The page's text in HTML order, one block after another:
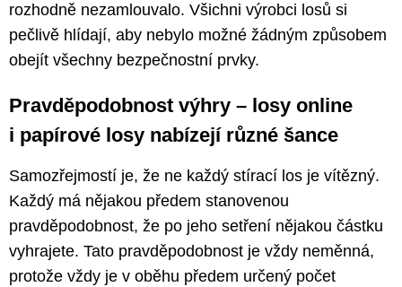
rozhodně nezamlouvalo. Všichni výrobci losů si
pečlivě hlídají, aby nebylo možné žádným způsobem
obejít všechny bezpečnostní prvky.
Pravděpodobnost výhry – losy online
i papírové losy nabízejí různé šance
Samozřejmostí je, že ne každý stírací los je vítězný.
Každý má nějakou předem stanovenou
pravděpodobnost, že po jeho setření nějakou částku
vyhrajete. Tato pravděpodobnost je vždy neměnná,
protože vždy je v oběhu předem určený počet